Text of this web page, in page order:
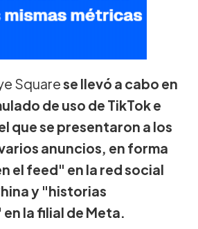
Squarese llevó a cabo en
de uso de TikTok e
que se presentaron a los
anuncios, en forma
el feed" en la red social
y "historias
la filial de Meta.